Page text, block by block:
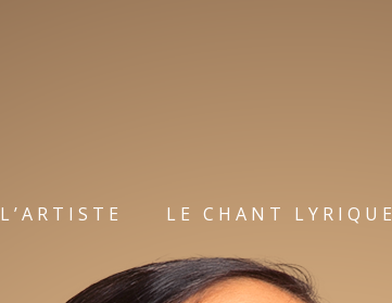
L’ARTISTE LE CHANT LYRIQUE